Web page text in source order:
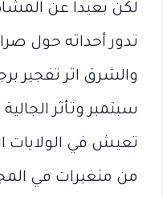
لكن بعيدا عن
تدور أحداثه حول
سبتمبر وتأثر
تعيش في الولايات
من متغيرات في